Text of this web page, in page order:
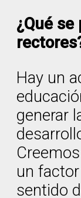
¿Qué
Hay un
generar
un
sentido